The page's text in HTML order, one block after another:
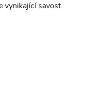
vynikající savost.